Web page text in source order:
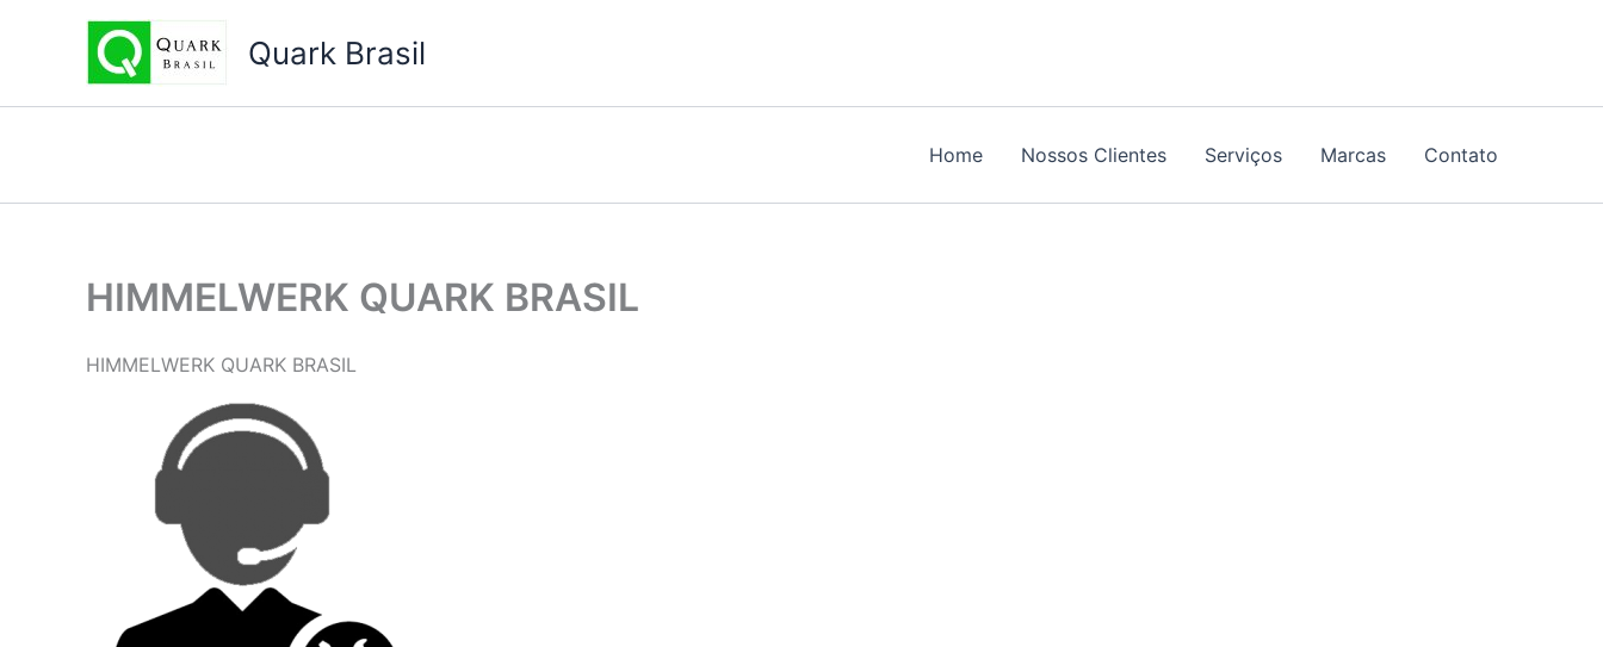
conteúdo
Quark Brasil
Home Nossos Clientes Serviços Marcas Contato
HIMMELWERK QUARK BRASIL
HIMMELWERK QUARK BRASIL